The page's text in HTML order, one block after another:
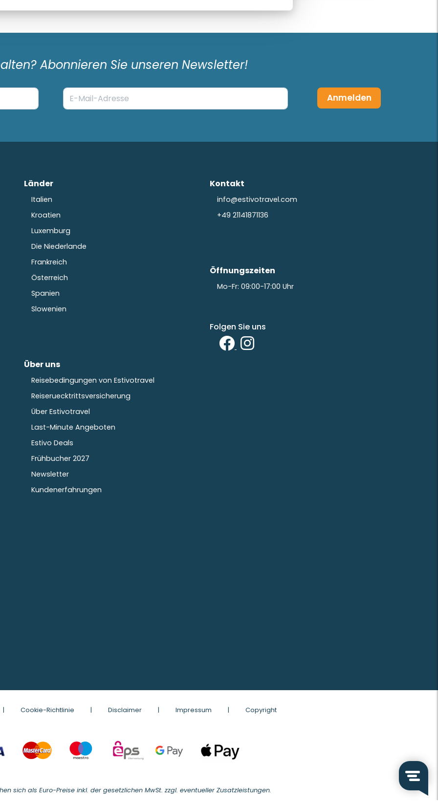
Abonnieren Sie unseren Newsletter!
Anmelden
Länder
Italien
Kroatien
Luxemburg
Die Niederlande
Frankreich
Österreich
Spanien
Slowenien
Über uns
Reisebedingungen von Estivotravel
Reiseruecktrittsversicherung
Über Estivotravel
Last-Minute Angeboten
Estivo Deals
Frühbucher 2027
Newsletter
Kundenerfahrungen
Kontakt
info@estivotravel.com
+49 21141871136
Öffnungszeiten
Mo-Fr: 09:00-17:00 Uhr
Folgen Sie uns
Cookie-Richtlinie Disclaimer Impressum Copyright
sich als Euro-Preise inkl. der gesetzlichen MwSt. zzgl. eventueller Zusatzleistungen.